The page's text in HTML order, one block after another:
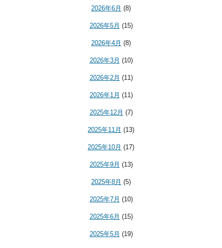
2026年6月 (8)
2026年5月 (15)
2026年4月 (8)
2026年3月 (10)
2026年2月 (11)
2026年1月 (11)
2025年12月 (7)
2025年11月 (13)
2025年10月 (17)
2025年9月 (13)
2025年8月 (5)
2025年7月 (10)
2025年6月 (15)
2025年5月 (19)